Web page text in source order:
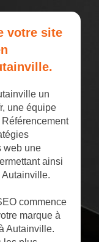
votre site
un
une équipe
web une
ainsi
commence
marque à
Autainville.